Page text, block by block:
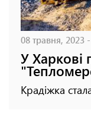
08 травня, 2023
У Харкові
Крадіжка